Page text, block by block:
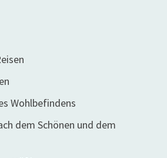
Wohlbefindens
dem Schönen und dem